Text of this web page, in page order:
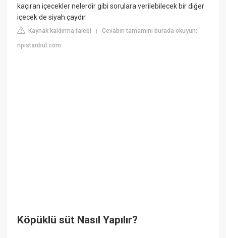
kaçıran içecekler nelerdir gibi sorulara verilebilecek bir diğer
içecek de siyah çaydır.
Kaynak kaldırma talebi |Cevabın tamamını burada okuyun:
npistanbul.com
Köpüklü süt Nasıl Yapılır?